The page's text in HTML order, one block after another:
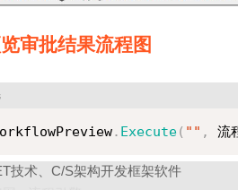
审批结果流程图
. Execute( "" , 流
技术、C/S架构开发框架软件